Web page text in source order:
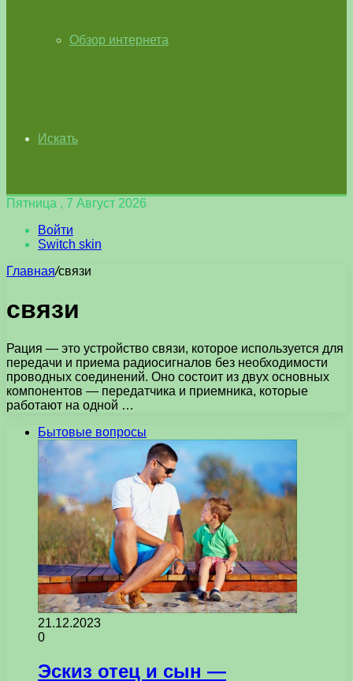
Обзор интернета
Искать
Пятница , 7 Август 2026
Войти
Switch skin
Главная/связи
связи
Рация — это устройство связи, которое используется для
передачи и приема радиосигналов без необходимости
проводных соединений. Оно состоит из двух основных
компонентов — передатчика и приемника, которые
работают на одной …
Бытовые вопросы
21.12.2023
0
Эскиз отец и сын —